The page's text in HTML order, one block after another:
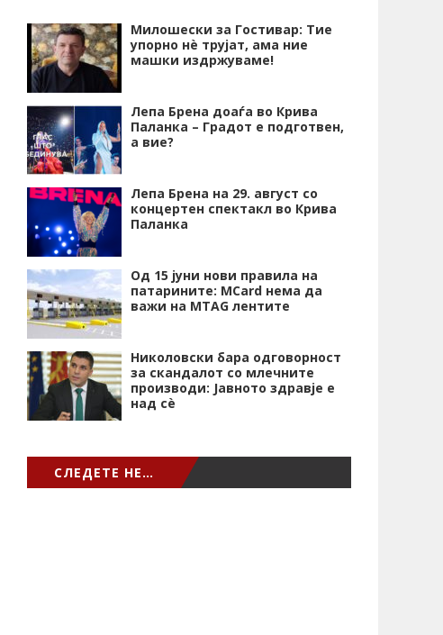
Милошески за Гостивар: Тие
упорно нѐ трујат, ама ние
машки издржуваме!
Лепа Брена доаѓа во Крива
Паланка – Градот е подготвен,
а вие?
Лепа Брена на 29. август со
концертен спектакл во Крива
Паланка
Од 15 јуни нови правила на
патарините: MCard нема да
важи на MTAG лентите
Николовски бара одговорност
за скандалот со млечните
производи: Јавното здравје е
над сѐ
СЛЕДЕТЕ НЕ…